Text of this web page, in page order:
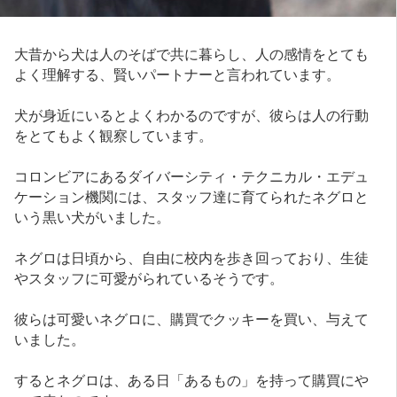
大昔から犬は人のそばで共に暮らし、人の感情をとても
よく理解する、賢いパートナーと言われています。
犬が身近にいるとよくわかるのですが、彼らは人の行動
をとてもよく観察しています。
コロンビアにあるダイバーシティ・テクニカル・エデュ
ケーション機関には、スタッフ達に育てられたネグロと
いう黒い犬がいました。
ネグロは日頃から、自由に校内を歩き回っており、生徒
やスタッフに可愛がられているそうです。
彼らは可愛いネグロに、購買でクッキーを買い、与えて
いました。
するとネグロは、ある日「あるもの」を持って購買にや